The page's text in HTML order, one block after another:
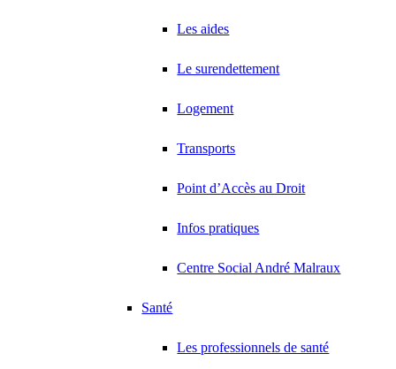
Les aides
Le surendettement
Logement
Transports
Point d’Accès au Droit
Infos pratiques
Centre Social André Malraux
Santé
Les professionnels de santé